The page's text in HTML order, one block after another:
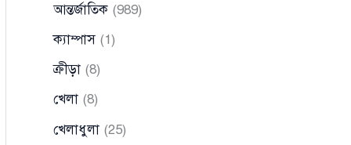
আন্তর্জাতিক (989)
ক্যাম্পাস (1)
ক্রীড়া (8)
খেলা (8)
খেলাধুলা (25)